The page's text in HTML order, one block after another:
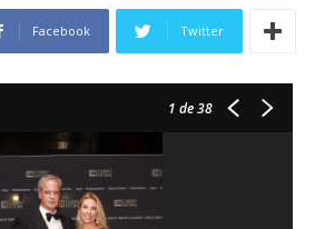
Facebook Twitter
1 de 38